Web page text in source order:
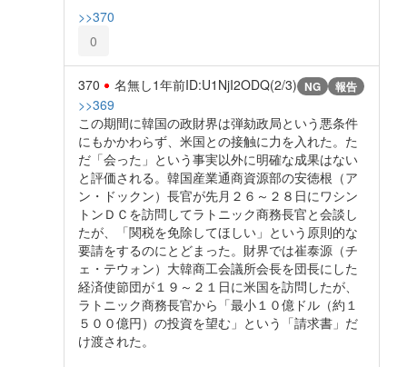
>>370
0
370 名無し1年前ID:U1NjI2ODQ(2/3) NG 報告
>>369
この期間に韓国の政財界は弾劾政局という悪条件
にもかかわらず、米国との接触に力を入れた。た
だ「会った」という事実以外に明確な成果はない
と評価される。韓国産業通商資源部の安徳根（ア
ン・ドックン）長官が先月２６～２８日にワシン
トンＤＣを訪問してラトニック商務長官と会談し
たが、「関税を免除してほしい」という原則的な
要請をするのにとどまった。財界では崔泰源（チ
ェ・テウォン）大韓商工会議所会長を団長にした
経済使節団が１９～２１日に米国を訪問したが、
ラトニック商務長官から「最小１０億ドル（約１
５００億円）の投資を望む」という「請求書」だ
け渡された。